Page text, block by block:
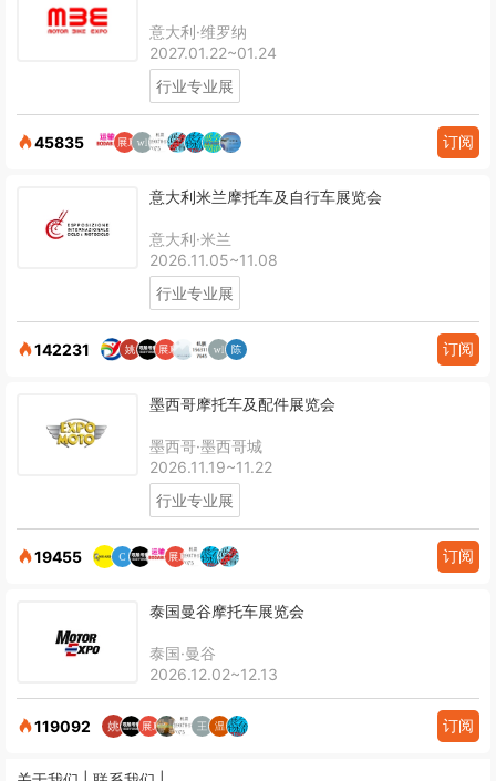
意大利·维罗纳
2027.01.22~01.24
行业专业展
45835 订阅
意大利米兰摩托车及自行车展览会
意大利·米兰
2026.11.05~11.08
行业专业展
142231 订阅
墨西哥摩托车及配件展览会
墨西哥·墨西哥城
2026.11.19~11.22
行业专业展
19455 订阅
泰国曼谷摩托车展览会
泰国·曼谷
2026.12.02~12.13
119092 订阅